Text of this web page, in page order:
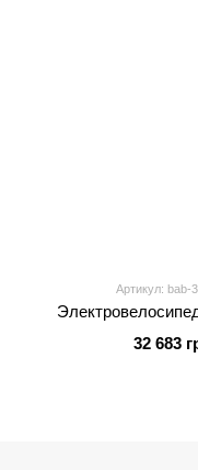
Артикул: bab-
32 683